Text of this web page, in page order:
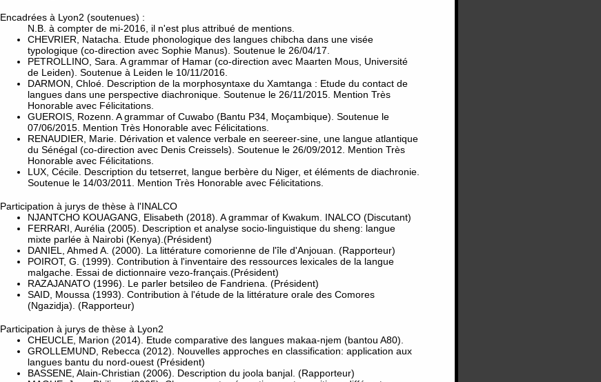
Encadrées à Lyon2 (soutenues) :
N.B. à compter de mi-2016, il n'est plus attribué de mentions.
CHEVRIER, Natacha. Etude phonologique des langues chibcha dans une visée
typologique (co-direction avec Sophie Manus). Soutenue le 26/04/17.
PETROLLINO, Sara. A grammar of Hamar (co-direction avec Maarten Mous, Université
de Leiden). Soutenue à Leiden le 10/11/2016.
DARMON, Chloé. Description de la morphosyntaxe du Xamtanga : Etude du contact de
langues dans une perspective diachronique. Soutenue le 26/11/2015. Mention Très
Honorable avec Félicitations.
GUEROIS, Rozenn. A grammar of Cuwabo (Bantu P34, Moçambique). Soutenue le
07/06/2015. Mention Très Honorable avec Félicitations.
RENAUDIER, Marie. Dérivation et valence verbale en seereer-sine, une langue atlantique
du Sénégal (co-direction avec Denis Creissels). Soutenue le 26/09/2012. Mention Très
Honorable avec Félicitations.
LUX, Cécile. Description du tetserret, langue berbère du Niger, et éléments de diachronie.
Soutenue le 14/03/2011. Mention Très Honorable avec Félicitations.
Participation à jurys de thèse à l'INALCO
NJANTCHO KOUAGANG, Elisabeth (2018). A grammar of Kwakum. INALCO (Discutant)
FERRARI, Aurélia (2005). Description et analyse socio-linguistique du sheng: langue
mixte parlée à Nairobi (Kenya).(Président)
DANIEL, Ahmed A. (2000). La littérature comorienne de l'île d'Anjouan. (Rapporteur)
POIROT, G. (1999). Contribution à l'inventaire des ressources lexicales de la langue
malgache. Essai de dictionnaire vezo-français.(Président)
RAZAJANATO (1996). Le parler betsileo de Fandriena. (Président)
SAID, Moussa (1993). Contribution à l'étude de la littérature orale des Comores
(Ngazidja). (Rapporteur)
Participation à jurys de thèse à Lyon2
CHEUCLE, Marion (2014). Etude comparative des langues makaa-njem (bantou A80).
GROLLEMUND, Rebecca (2012). Nouvelles approches en classification: application aux
langues bantu du nord-ouest (Président)
BASSENE, Alain-Christian (2006). Description du joola banjal. (Rapporteur)